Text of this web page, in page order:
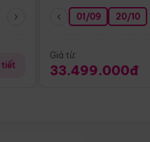
tiết
01/09 20/10
Giá từ:
33.499.000đ